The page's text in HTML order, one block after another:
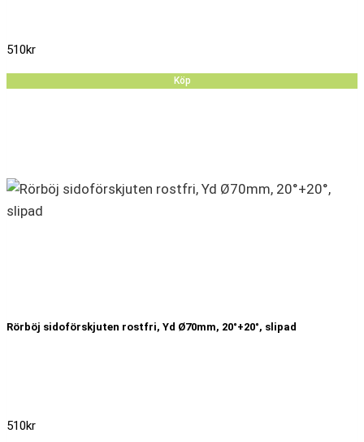
510kr
Köp
Rörböj sidoförskjuten rostfri, Yd Ø70mm, 20°+20°, slipad
510kr